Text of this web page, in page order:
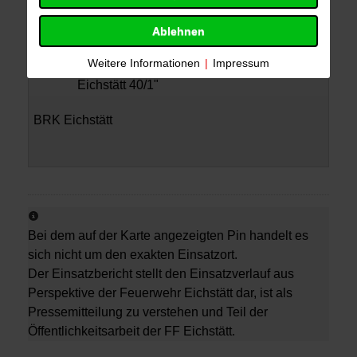
Mehrzweckfahrzeug "Florian Eichstätt 11/1"
Hilfeleistungslöschfahrzeug "Florian
Eichstätt 40/1"
BRK Eichstätt
Bei dem auf der Karte angezeigten Pin handelt es
sich nicht um den exakten Einsatzort.
Der Einsatzbericht stellt den Einsatzverlauf aus
Perspektive der Feuerwehr Eichstätt dar, ist als
Pressemitteilung zu verstehen und Teil der
Öffentlichkeitsarbeit der FF Eichstätt.
Ablehnen
Weitere Informationen | Impressum